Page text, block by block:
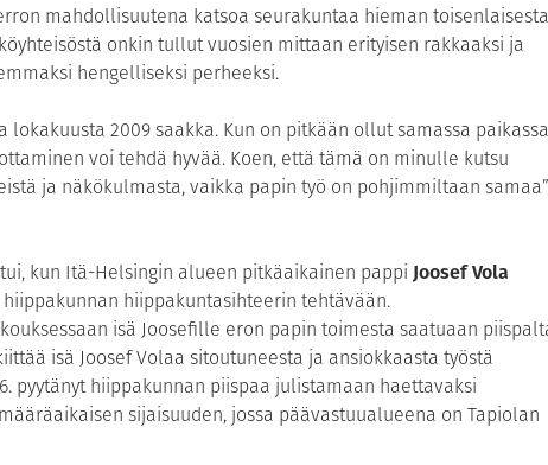
mahdollisuutena katsoa seurakuntaa hieman toisenlaisesta
onkin tullut vuosien mittaan erityisen rakkaaksi ja
hengelliseksi perheeksi.
2009 saakka. Kun on pitkään ollut samassa
voi tehdä hyvää. Koen, että tämä on minulle kutsu
ja näkökulmasta, vaikka papin työ on pohjimmiltaan
kun Itä-Helsingin alueen pitkäaikainen pappi Joosef Vola
hiippakuntasihteerin tehtävään.
isä Joosefille eron papin toimesta saatuaan
isä Joosef Volaa sitoutuneesta ja ansiokkaasta työstä
pyytänyt hiippakunnan piispaa julistamaan haettavaksi
sijaisuuden, jossa päävastuualueena on Tapiolan